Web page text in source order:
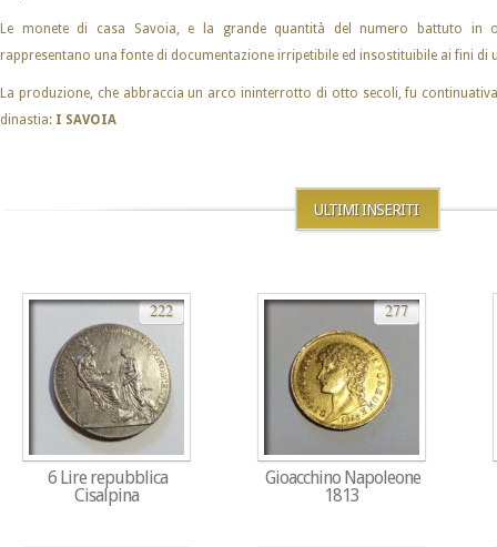
Le monete di casa Savoia, e la grande quantità del numero battuto in
rappresentano una fonte di documentazione irripetibile ed insostituibile ai fini di
La produzione, che abbraccia un arco ininterrotto di otto secoli, fu
dinastia: I SAVOIA
ULTIMI INSERITI
222
6 Lire repubblica
Cisalpina
277
Gioacchino Napoleone
1813